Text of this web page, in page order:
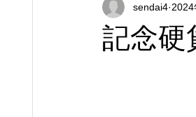
記念硬
sendai4 2024